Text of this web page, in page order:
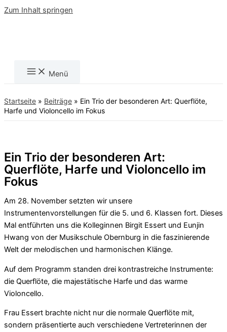
Zum Inhalt springen
Menü
Startseite » Beiträge » Ein Trio der besonderen Art: Querflöte,
Harfe und Violoncello im Fokus
Ein Trio der besonderen Art:
Querflöte, Harfe und Violoncello im
Fokus
Am 28. November setzten wir unsere
Instrumentenvorstellungen für die 5. und 6. Klassen fort. Dieses
Mal entführten uns die Kolleginnen Birgit Essert und Eunjin
Hwang von der Musikschule Obernburg in die faszinierende
Welt der melodischen und harmonischen Klänge.
Auf dem Programm standen drei kontrastreiche Instrumente:
die Querflöte, die majestätische Harfe und das warme
Violoncello.
Frau Essert brachte nicht nur die normale Querflöte mit,
sondern präsentierte auch verschiedene Vertreterinnen der